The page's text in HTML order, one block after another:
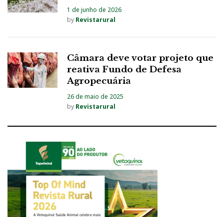
1 de junho de 2026
by Revistarural
Câmara deve votar projeto que
reativa Fundo de Defesa
Agropecuária
26 de maio de 2025
by Revistarural